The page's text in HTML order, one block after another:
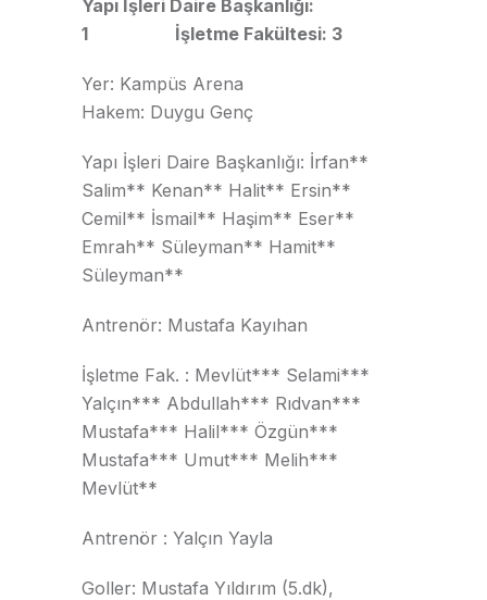
Yapı İşleri Daire Başkanlığı:
1 İşletme Fakültesi: 3
Yer: Kampüs Arena
Hakem: Duygu Genç
Yapı İşleri Daire Başkanlığı: İrfan**
Salim** Kenan** Halit** Ersin**
Cemil** İsmail** Haşim** Eser**
Emrah** Süleyman** Hamit**
Süleyman**
Antrenör: Mustafa Kayıhan
İşletme Fak. : Mevlüt*** Selami***
Yalçın*** Abdullah*** Rıdvan***
Mustafa*** Halil*** Özgün***
Mustafa*** Umut*** Melih***
Mevlüt**
Antrenör : Yalçın Yayla
Goller: Mustafa Yıldırım (5.dk),